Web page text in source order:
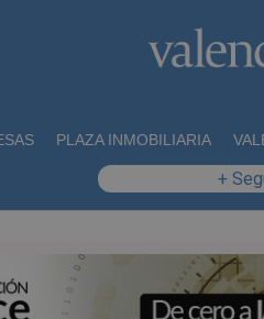
PLAZA INMOBILIARIA
+